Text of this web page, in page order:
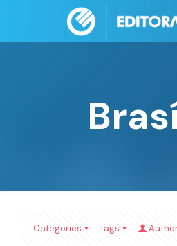
Categories Tags